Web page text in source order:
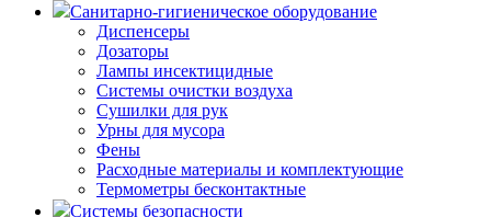
Санитарно-гигиеническое оборудование
Диспенсеры
Дозаторы
Лампы инсектицидные
Системы очистки воздуха
Сушилки для рук
Урны для мусора
Фены
Расходные материалы и комплектующие
Термометры бесконтактные
Системы безопасности